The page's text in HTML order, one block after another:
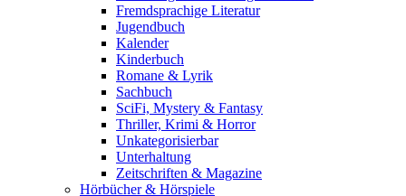
Fremdsprachige Literatur
Jugendbuch
Kalender
Kinderbuch
Romane & Lyrik
Sachbuch
SciFi, Mystery & Fantasy
Thriller, Krimi & Horror
Unkategorisierbar
Unterhaltung
Zeitschriften & Magazine
Hörbücher & Hörspiele